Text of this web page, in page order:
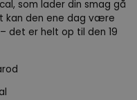
som lader din smag gå
kan den ene dag være
det er helt op til den 19